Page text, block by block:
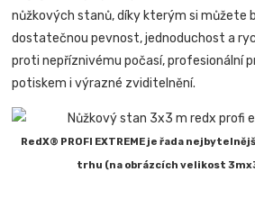
nůžkových stanů, díky kterým si můžete
dostatečnou pevnost, jednoduchost a
proti nepříznivému počasí, profesionální
potiskem i výrazné zviditelnění.
RedX® PROFI EXTREME je řada
trhu (na obrázcích velikost